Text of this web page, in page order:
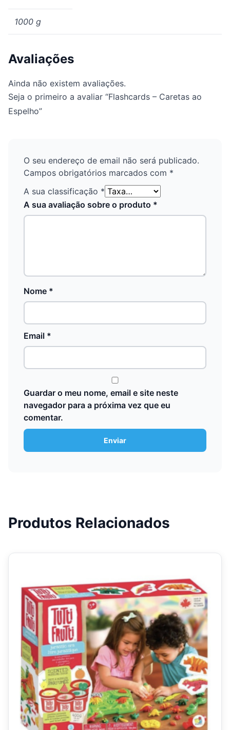
1000 g
Avaliações
Ainda não existem avaliações.
Seja o primeiro a avaliar “Flashcards – Caretas ao
Espelho”
O seu endereço de email não será publicado.
Campos obrigatórios marcados com *
A sua classificação *
A sua avaliação sobre o produto *
Nome *
Email *
Guardar o meu nome, email e site neste
navegador para a próxima vez que eu
comentar.
Produtos Relacionados